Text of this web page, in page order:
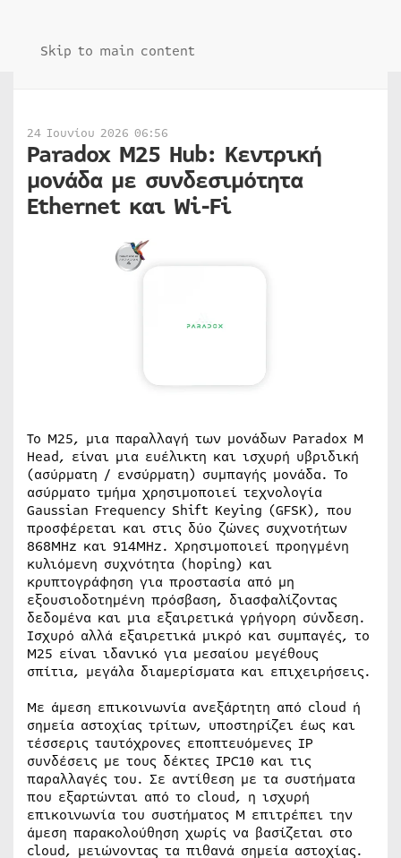
Skip to main content
24 Ιουνίου 2026 06:56
Paradox M25 Hub: Κεντρική
μονάδα με συνδεσιμότητα
Ethernet και Wi-Fi
Το M25, μια παραλλαγή των μονάδων Paradox M
Head, είναι μια ευέλικτη και ισχυρή υβριδική
(ασύρματη / ενσύρματη) συμπαγής μονάδα. Το
ασύρματο τμήμα χρησιμοποιεί τεχνολογία
Gaussian Frequency Shift Keying (GFSK), που
προσφέρεται και στις δύο ζώνες συχνοτήτων
868MHz και 914MHz. Χρησιμοποιεί προηγμένη
κυλιόμενη συχνότητα (hoping) και
κρυπτογράφηση για προστασία από μη
εξουσιοδοτημένη πρόσβαση, διασφαλίζοντας
δεδομένα και μια εξαιρετικά γρήγορη σύνδεση.
Ισχυρό αλλά εξαιρετικά μικρό και συμπαγές, το
M25 είναι ιδανικό για μεσαίου μεγέθους
σπίτια, μεγάλα διαμερίσματα και επιχειρήσεις.
Με άμεση επικοινωνία ανεξάρτητη από cloud ή
σημεία αστοχίας τρίτων, υποστηρίζει έως και
τέσσερις ταυτόχρονες εποπτευόμενες IP
συνδέσεις με τους δέκτες IPC10 και τις
παραλλαγές του. Σε αντίθεση με τα συστήματα
που εξαρτώνται από το cloud, η ισχυρή
επικοινωνία του συστήματος M επιτρέπει την
άμεση παρακολούθηση χωρίς να βασίζεται στο
cloud, μειώνοντας τα πιθανά σημεία αστοχίας.